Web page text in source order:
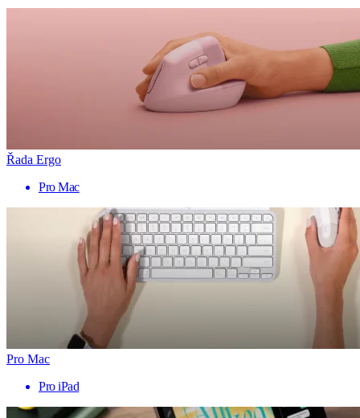
Řada Ergo
Pro Mac
Pro Mac
Pro iPad